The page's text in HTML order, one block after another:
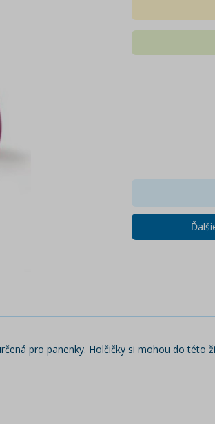
pro panenky. Holčičky si mohou do této